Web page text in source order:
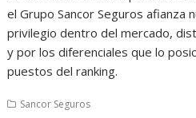
el Grupo Sancor Seguros afianza
privilegio dentro del mercado,
y por los diferenciales que lo
puestos del ranking.
Sancor Seguros